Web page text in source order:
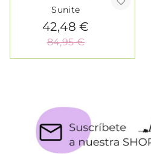
Sunite
42,48 €
84,95 €